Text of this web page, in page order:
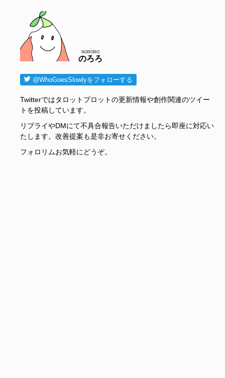
のろろ
NORORO
@WhoGoesSlowlyをフォローする
Twitterではタロットプロットの更新情報や創作関連のツイー
トを投稿しています。
リプライやDMにて不具合報告いただけましたら即座に対応い
たします。改善提案も是非お寄せください。
フォロリムお気軽にどうぞ。